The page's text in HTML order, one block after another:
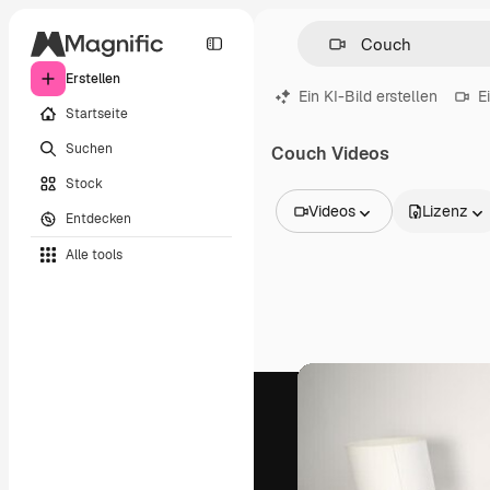
Erstellen
Startseite
Suchen
Stock
Entdecken
Alle tools
Ein KI-Bild erstellen
Couch Videos
Videos
Videos
Lizenz